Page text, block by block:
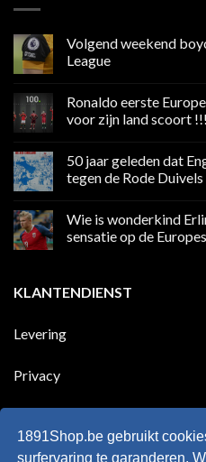
Volgend weekend
League
op
weekend
media
in
Premier
Ronaldo eerste
voor zijn land scoort !!!
op
Ronaldo
eerste
meer
100
land
scoort
50 jaar geleden dat
tegen de Rode
op
jaar
nog
eens
tegen
Wie is wonderkind
sensatie op de
Wie
is
Haaland,
Europese
KLANTENDIENST
Levering
Privacy
Retourneren
1891Shop.be gebruikt
surfervaring te garanderen,